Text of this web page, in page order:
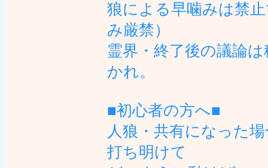
狼による早噛みは禁
み厳禁）
霊界・終了後の議論
かれ。
■初心者の方へ■
人狼・共有になった
打ち明けて